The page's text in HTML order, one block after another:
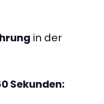
in der
Sekunden: